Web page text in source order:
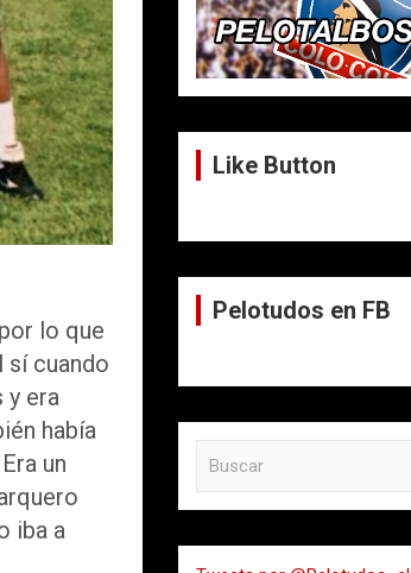
lo que
sí cuando
y era
había
un
iba a
Like Button
Pelotudos en FB
a